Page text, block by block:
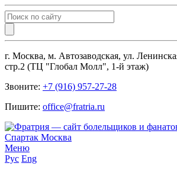
г. Москва, м. Автозаводская, ул.
стр.2 (ТЦ "Глобал Молл", 1-й этаж)
Звоните: +7 (916) 957-27-28
Пишите: office@fratria.ru
Меню
Рус Eng